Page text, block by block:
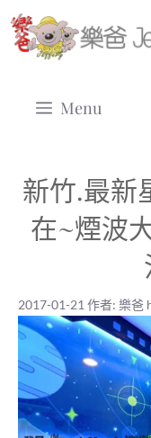
跳
至
Menu
新竹.最新
在~煙波
2017-01-21 作者: 樂爸